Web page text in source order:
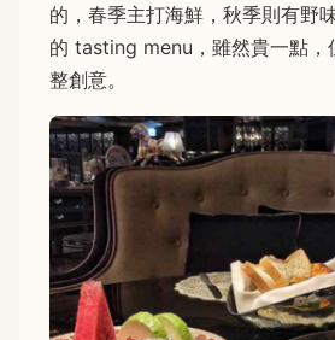
的，春季主打海鮮，秋季則有野
的 tasting menu，雖然貴一點，
整創意。